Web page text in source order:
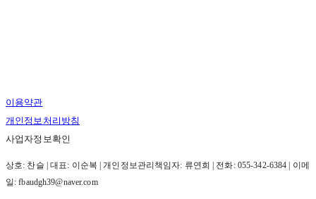
이용약관
개인정보처리방침
사업자정보확인
상호: 찬슬 | 대표: 이순복 | 개인정보관리책임자: 류연희 | 전화: 055-342-6384 | 이메
일: fbaudgh39@naver.com